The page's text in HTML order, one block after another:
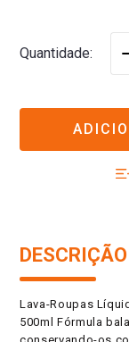
Quantidade
Lava-Roupas
500ml Fórmula